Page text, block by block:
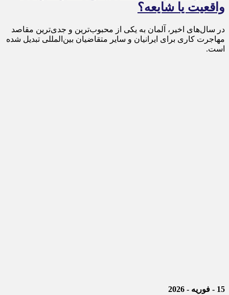
واقعیت یا شایعه؟
در سال‌های اخیر، آلمان به یکی از محبوب‌ترین و جدی‌ترین مقاصد
مهاجرت کاری برای ایرانیان و سایر متقاضیان بین‌المللی تبدیل شده
است.
15 - فوریه - 2026